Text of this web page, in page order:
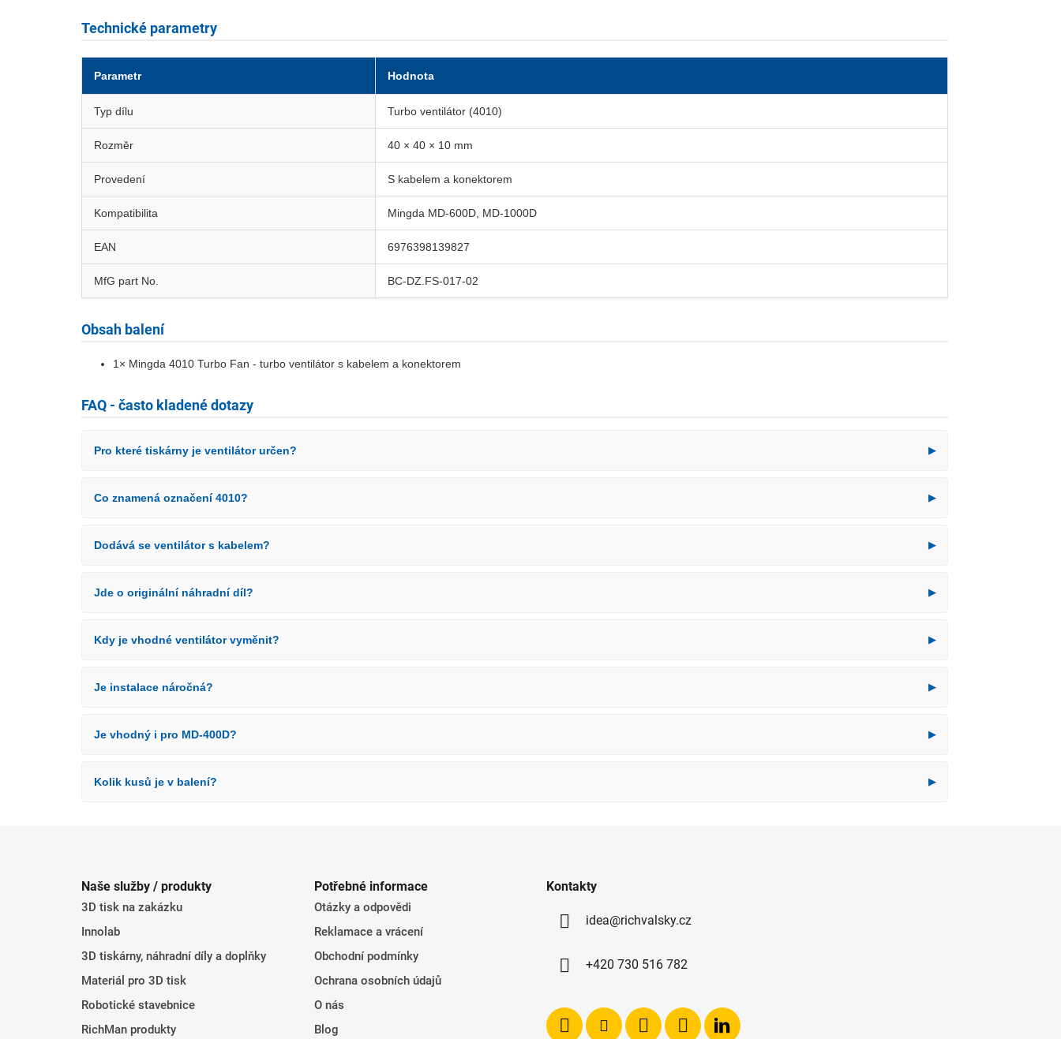
Technické parametry
Parametr Hodnota
Typ dílu Turbo ventilátor (4010)
Rozměr 40 × 40 × 10 mm
Provedení S kabelem a konektorem
Kompatibilita Mingda MD-600D, MD-1000D
EAN 6976398139827
MfG part No. BC-DZ.FS-017-02
Obsah balení
1× Mingda 4010 Turbo Fan - turbo ventilátor s kabelem a konektorem
FAQ - často kladené dotazy
Pro které tiskárny je ventilátor určen? ▶
Co znamená označení 4010? ▶
Dodává se ventilátor s kabelem? ▶
Jde o originální náhradní díl? ▶
Kdy je vhodné ventilátor vyměnit? ▶
Je instalace náročná? ▶
Je vhodný i pro MD-400D? ▶
Kolik kusů je v balení? ▶
Naše služby / produkty
3D tisk na zakázku
Innolab
3D tiskárny, náhradní díly a doplňky
Materiál pro 3D tisk
Robotické stavebnice
RichMan produkty
Potřebné informace
Otázky a odpovědi
Reklamace a vrácení
Obchodní podmínky
Ochrana osobních údajů
O nás
Blog
Kontakty
idea@richvalsky.cz
+420 730 516 782